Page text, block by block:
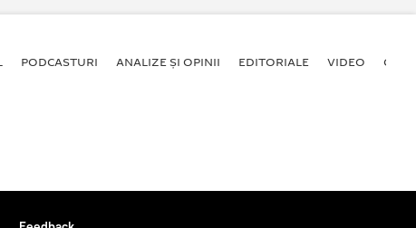
PODCASTURI ANALIZE ȘI OPINII EDITORIALE VIDEO